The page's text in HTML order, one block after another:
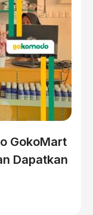
GokoMart
Dapatkan